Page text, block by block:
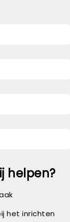
helpen?
het inrichten